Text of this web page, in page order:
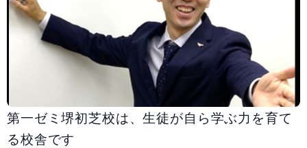
教室一覧
兵庫県 和歌山県 広島県
受験情報
第一ゼミ堺初芝校は、生徒が自ら学ぶ力を育て
る校舎です